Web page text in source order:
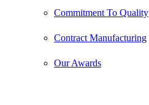
Commitment To Quality
Contract Manufacturing
Our Awards